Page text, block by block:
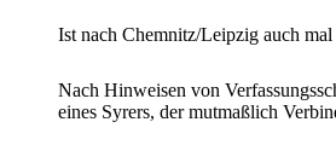
Ist nach Chemnitz/Leipzig auch
Nach Hinweisen von
eines Syrers, der mutmaßlich